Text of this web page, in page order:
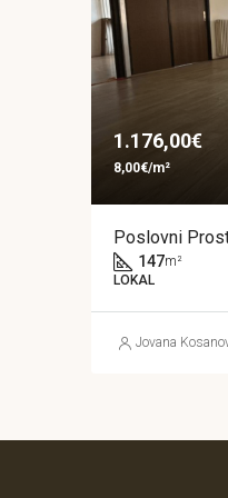
1.176,00€
8,00€/m²
Poslovni
147m²
LOKAL
Jovana